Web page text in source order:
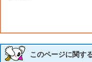
このページに関す